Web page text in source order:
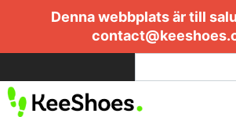
Denna webbplats är till